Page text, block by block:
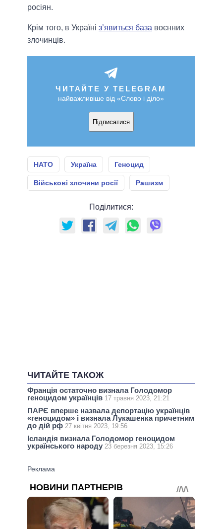
росіян.
Крім того, в Україні з’явиться база воєнних
злочинців.
ЧИТАЙТЕ У TELEGRAM
найважливіше від «Слово і діло»
Підписатися
НАТО Україна Геноцид
Військові злочини росії Рашизм
Поділитися:
ЧИТАЙТЕ ТАКОЖ
Франція остаточно визнала Голодомор
геноцидом українців 17 травня 2023, 21:21
ПАРЄ вперше назвала депортацію українців
«геноцидом» і визнала Лукашенка причетним
до дій рф 27 квітня 2023, 19:56
Ісландія визнала Голодомор геноцидом
українського народу 23 березня 2023, 15:26